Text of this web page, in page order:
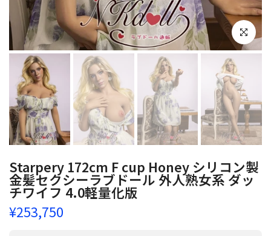
クリックし
Starpery 172cm F cup Honey シリコン製
金髪セクシーラブドール 外人熟女系 ダッ
チワイフ 4.0軽量化版
¥253,750